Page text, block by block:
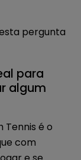
pergunta
para
algum
Tennis é o
com